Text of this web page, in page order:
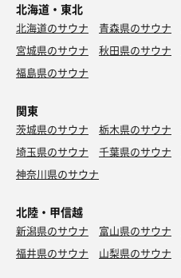
北海道・東北
北海道のサウナ 青森県のサウナ
宮城県のサウナ
秋田県のサウナ
福島県のサウナ
関東
茨城県のサウナ 栃木県のサウナ
埼玉県のサウナ
千葉県のサウナ
神奈川県のサウナ
北陸・甲信越
新潟県のサウナ 富山県のサウナ
福井県のサウナ
山梨県のサウナ